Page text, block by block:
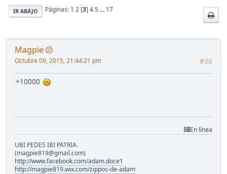
IR ABAJO Páginas: 1 2 [3] 45 ... 17
Magpie
#30
Octubre 09, 2015, 21:44:21 pm
+10000
En línea
UBI PEDES IBI PATRIA.
(magpie819@gmail.com)
http://www.facebook.com/adam.doce1
http://magpie819.wix.com/zippos-de-adam